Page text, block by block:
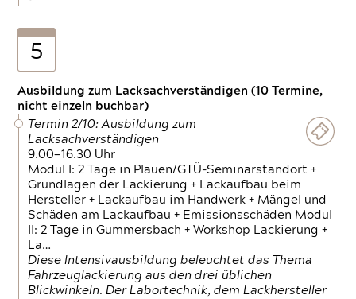
5
Ausbildung zum Lacksachverständigen (10 Termine,
nicht einzeln buchbar)
Termin 2/10: Ausbildung zum
Lacksachverständigen
9.00—16.30 Uhr
Modul I: 2 Tage in Plauen/GTÜ-Seminarstandort +
Grundlagen der Lackierung + Lackaufbau beim
Hersteller + Lackaufbau im Handwerk + Mängel und
Schäden am Lackaufbau + Emissionsschäden Modul
II: 2 Tage in Gummersbach + Workshop Lackierung +
La…
Diese Intensivausbildung beleuchtet das Thema
Fahrzeuglackierung aus den drei üblichen
Blickwinkeln. Der Labortechnik, dem Lackhersteller